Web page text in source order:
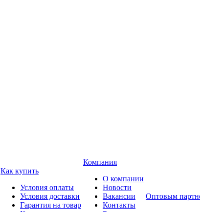
Как купить
Условия оплаты
Условия доставки
Гарантия на товар
Компания
О компании
Новости
Вакансии
Контакты
Оптовым